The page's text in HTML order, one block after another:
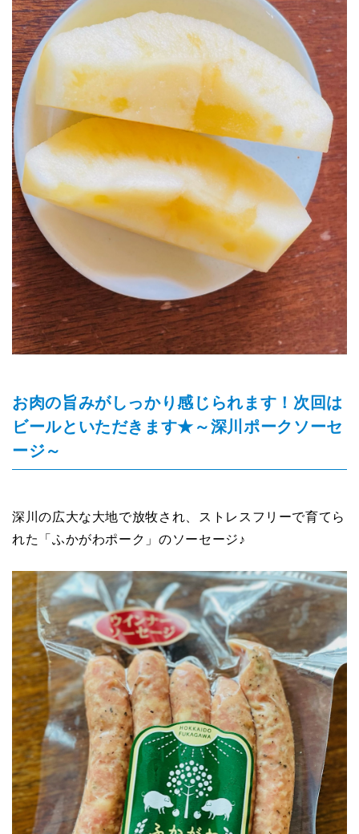
お肉の旨みがしっかり感じられます！次回は
ビールといただきます★～深川ポークソーセ
ージ～
深川の広大な大地で放牧され、ストレスフリーで育てら
れた「ふかがわポーク」のソーセージ♪